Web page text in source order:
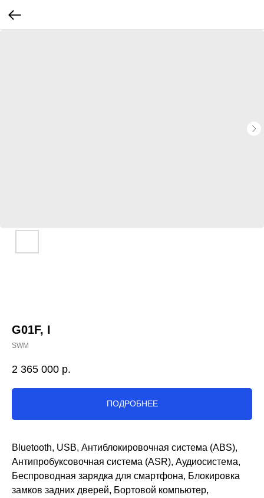
G01F, I
SWM
2 365 000 р.
ПОДРОБНЕЕ
Bluetooth, USB, Антиблокировочная система (ABS),
Антипробуксовочная система (ASR), Аудиосистема,
Беспроводная зарядка для смартфона, Блокировка
замков задних дверей, Бортовой компьютер,